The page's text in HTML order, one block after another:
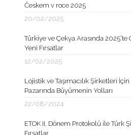
Českem v roce 2025
20/02/2025
Türkiye ve Çekya Arasında
Yeni Fırsatlar
12/02/2025
Lojistik ve Taşımacılık Şirketleri
Pazarında Büyümenin Yolları
22/08/2024
ETOK II. Dönem Protokolü ile Türk
Fırsatlar